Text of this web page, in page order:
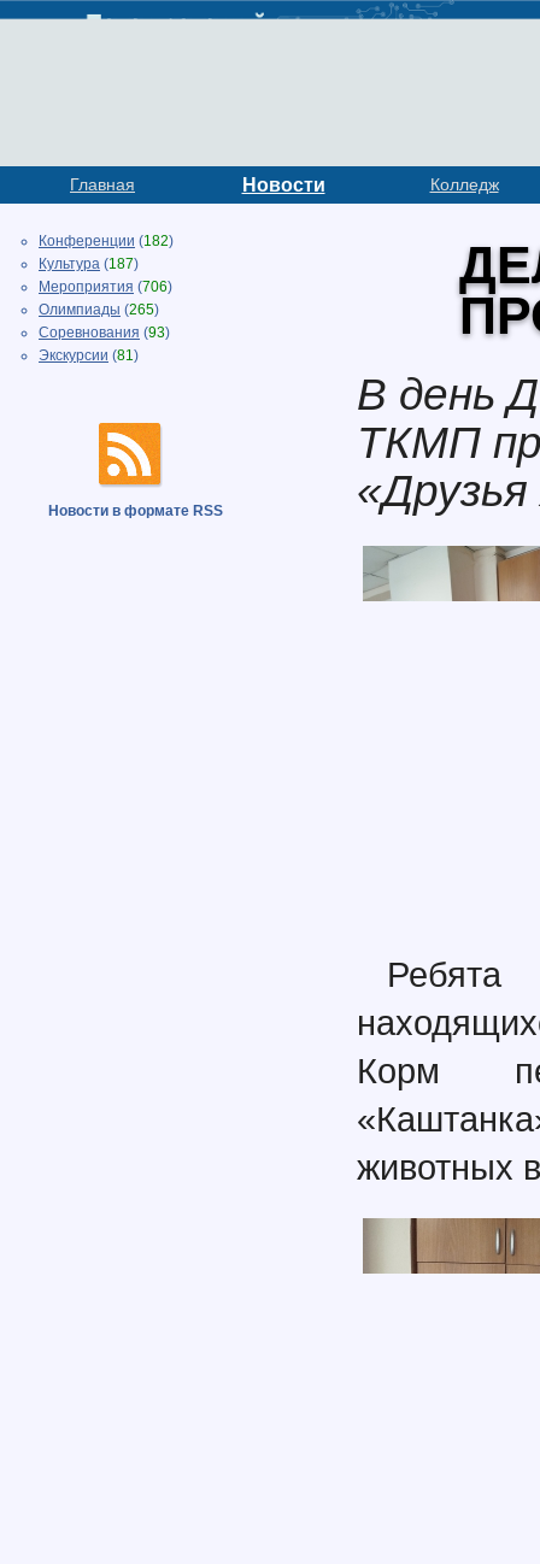
Главная Новости Колледж
Конференции (182)
Культура (187)
Мероприятия (706)
Олимпиады (265)
Соревнования (93)
Экскурсии (81)
Новости в формате RSS
В день
ТКМП
Корм
животных